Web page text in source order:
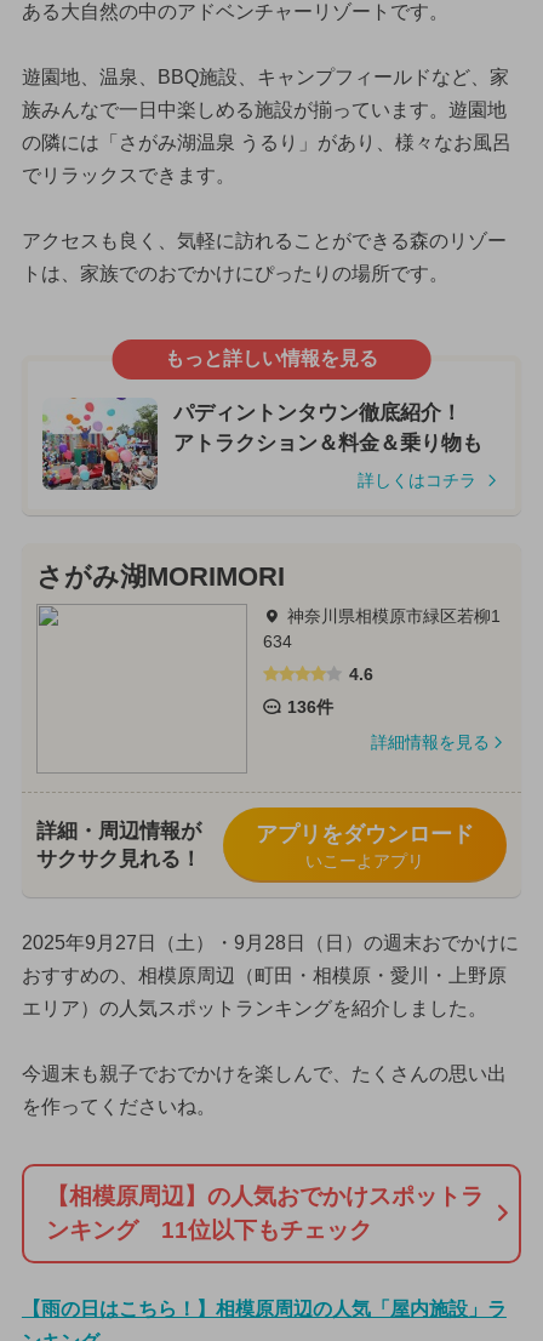
ある大自然の中のアドベンチャーリゾートです。
遊園地、温泉、BBQ施設、キャンプフィールドなど、家
族みんなで一日中楽しめる施設が揃っています。遊園地
の隣には「さがみ湖温泉 うるり」があり、様々なお風呂
でリラックスできます。
アクセスも良く、気軽に訪れることができる森のリゾー
トは、家族でのおでかけにぴったりの場所です。
もっと詳しい情報を見る
パディントンタウン徹底紹介！
アトラクション＆料金＆乗り物も
詳しくはコチラ
さがみ湖MORIMORI
神奈川県相模原市緑区若柳1
634
4.6
136件
詳細情報を見る
詳細・周辺情報が
サクサク見れる！
アプリをダウンロード
いこーよアプリ
2025年9月27日（土）・9月28日（日）の週末おでかけに
おすすめの、相模原周辺（町田・相模原・愛川・上野原
エリア）の人気スポットランキングを紹介しました。
今週末も親子でおでかけを楽しんで、たくさんの思い出
を作ってくださいね。
【相模原周辺】の人気おでかけスポットラ
ンキング 11位以下もチェック
【雨の日はこちら！】相模原周辺の人気「屋内施設」ラ